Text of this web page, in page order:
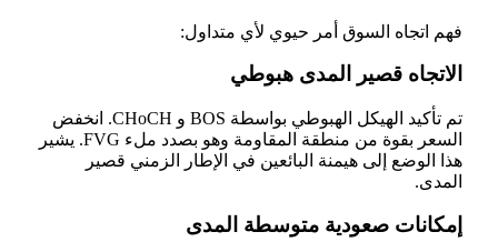
فهم اتجاه السوق أمر حيوي لأي متداول:
الاتجاه قصير المدى هبوطي
تم تأكيد الهيكل الهبوطي بواسطة BOS و CHoCH. انخفض
السعر بقوة من منطقة المقاومة وهو بصدد ملء FVG. يشير
هذا الوضع إلى هيمنة البائعين في الإطار الزمني قصير
المدى.
إمكانات صعودية متوسطة المدى